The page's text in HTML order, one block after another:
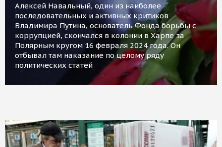
Алексей Навальный, один из наиболее
последовательных и активных критиков
Владимира Путина, основатель Фонда борьбы с
коррупцией, скончался в колонии в Харпе за
Полярным кругом 16 февраля 2024 года. Он
отбывал там наказание по целому ряду
политических статей